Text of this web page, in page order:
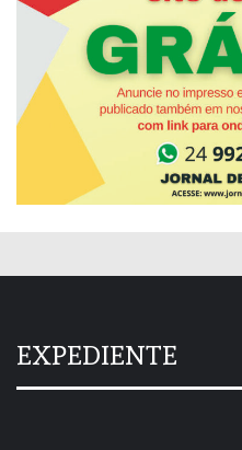
EXPEDIENTE